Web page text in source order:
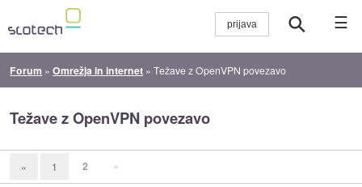
☰
Forum »Omrežja in internet »Težave z OpenVPN povezavo
Težave z OpenVPN povezavo
« 1 2 »